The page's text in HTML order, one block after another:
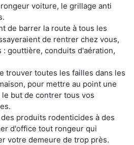
voiture, le grillage anti
de barrer la route à tous les
de rentrer chez vous,
: gouttière, conduits d'aération,
trouver toutes les failles dans les
pour mettre au point une
but de contrer tous vos
produits rodenticides à des
d'office tout rongeur qui
votre demeure de trop près.